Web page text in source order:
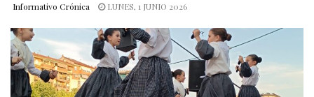
Informativo Crónica LUNES, 1 JUNIO 2026